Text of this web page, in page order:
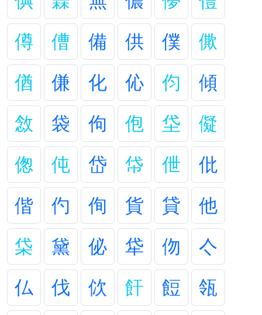
僔
傮 備 供 僕
僛
偤
傔 化 伈 伨
傾
敜
袋 佝 佨 垈
儗
偬
伅 岱 帒 伳
仳
偕
仢 侚 貨 貸
他
柋
黛 佖 牮 伆
亽
仏
伐 佽 飦 餖
瓴